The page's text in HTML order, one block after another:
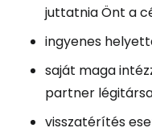
juttatnia Önt a
ingyenes
saját maga
partner
visszatérítés